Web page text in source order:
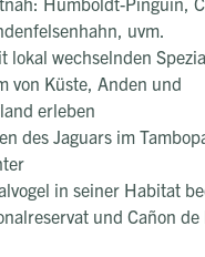
uvm.
lokal wechselnden
von Küste, Anden und
erleben
des Jaguars im
in seiner Habitat
und Cañon de